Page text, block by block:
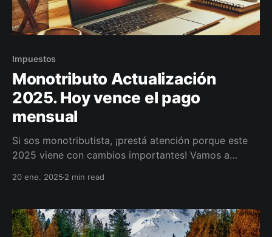
Impuestos
Monotributo Actualización
2025. Hoy vence el pago
mensual
Si sos monotributista, ¡prestá atención porque este
2025 viene con cambios importantes! Vamos a
20 ene. 2025 2 min read